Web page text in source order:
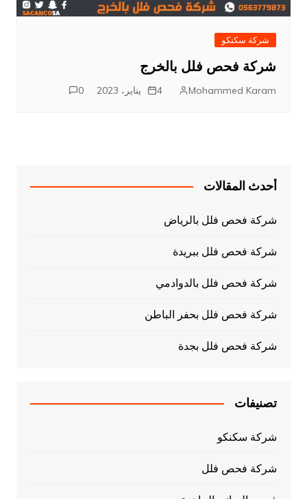
شركة سكنكو
شركة فحص فلل بالخرج
Mohammed Karam 4 يناير، 2023 0
أحدث المقالات
شركة فحص فلل بالرياض
شركة فحص فلل ببريدة
شركة فحص فلل بالدوادمي
شركة فحص فلل بحفر الباطن
شركة فحص فلل بجدة
تصنيفات
شركة سكنكو
شركة فحص فلل